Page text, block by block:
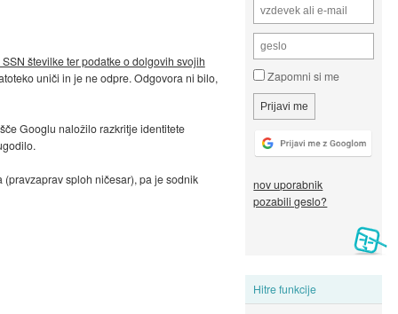
Zapomni si me
nov uporabnik
pozabili geslo?
Hitre funkcije
številke ter podatke o dolgovih svojih
uniči in je ne odpre. Odgovora ni bilo,
Googlu naložilo razkritje identitete
sploh ničesar), pa je sodnik